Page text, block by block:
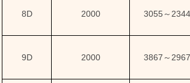
8D 2000 3055～ 2344
9D 2000 3867 ～ 2967